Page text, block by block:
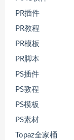
PR插件
PR教程
PR模板
PR脚本
PS插件
PS教程
PS模板
PS素材
Topaz全家桶